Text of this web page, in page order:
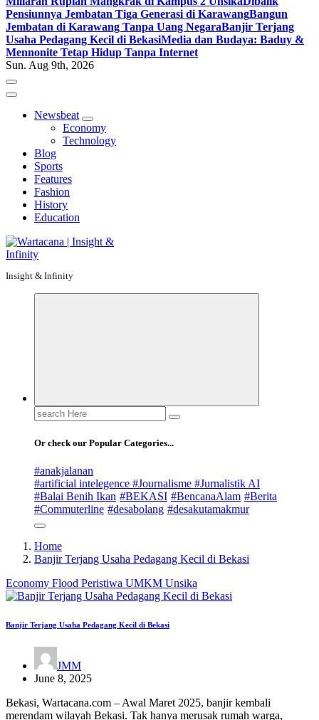
Pensiunnya Jembatan Tiga Generasi di KarawangBangun
Jembatan di Karawang Tanpa Uang NegaraBanjir Terjang
Usaha Pedagang Kecil di BekasiMedia dan Budaya: Baduy &
Mennonite Tetap Hidup Tanpa Internet
Sun. Aug 9th, 2026
Newsbeat
Economy
Technology
Blog
Sports
Features
Fashion
History
Education
Insight & Infinity
Search
for:
Or check our Popular Categories...
#anakjalanan
#artificial intelegence #Journalisme #Jurnalistik AI
#Balai Benih Ikan #BEKASI #BencanaAlam #Berita
#Commuterline #desabolang #desakutamakmur
Home
Banjir Terjang Usaha Pedagang Kecil di Bekasi
Economy Flood Peristiwa UMKM Unsika
Banjir Terjang Usaha Pedagang Kecil di Bekasi
JMM
June 8, 2025
Bekasi, Wartacana.com – Awal Maret 2025, banjir kembali
merendam wilayah Bekasi. Tak hanya merusak rumah warga,